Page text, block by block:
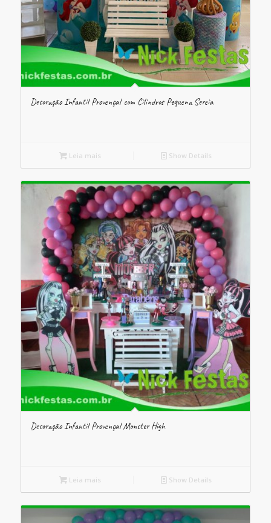
Decoração Infantil Provençal com Cilindros Pequena Sereia
Leia mais Show Details
Decoração Infantil Provençal Monster High
Leia mais Show Details